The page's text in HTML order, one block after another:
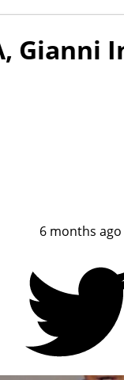
6 months ago